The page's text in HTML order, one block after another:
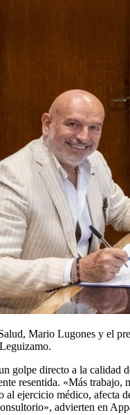
Mario Lugones y el
golpe directo a la calidad
resentida. «Más trabajo,
al ejercicio médico, afecta
advierten en